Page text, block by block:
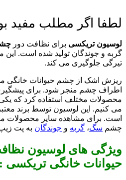
لطفا اگر مطلب مفید
لوسیون تریکسی برای نظافت دور
گربه و جوندگان تولید شده است. این
تیرگی جلوگیری می کند.
ریزش اشک از چشم حیوانات خانگی می
اطراف چشم منجر شود. برای
محصولات مختلف استفاده کرد که یکی
می کنیم. این لوسیون توسط برند
است. برای مشاهده سایر محصولات
چشم سگ، گربه و جوندگان به پت
ویژگی های لوسیون
حیوانات خانگی تریکسی :